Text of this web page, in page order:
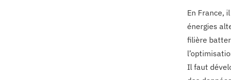
En France,
énergies
filière
Il faut